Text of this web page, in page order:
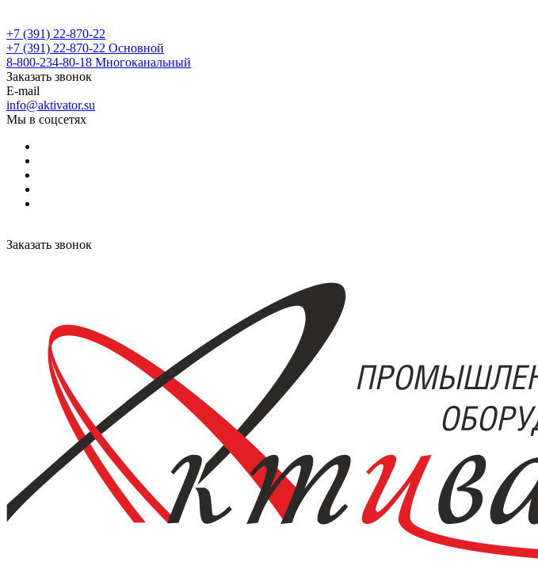
+7 (391) 22-870-22
+7 (391) 22-870-22 Основной
8-800-234-80-18 Многоканальный
Заказать звонок
E-mail
info@aktivator.su
Мы в соцсетях
Заказать звонок